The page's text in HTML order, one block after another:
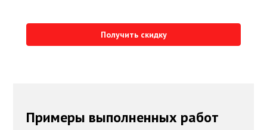
Получить скидку
Примеры выполненных работ